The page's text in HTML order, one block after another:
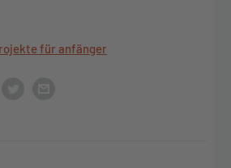
für anfänger